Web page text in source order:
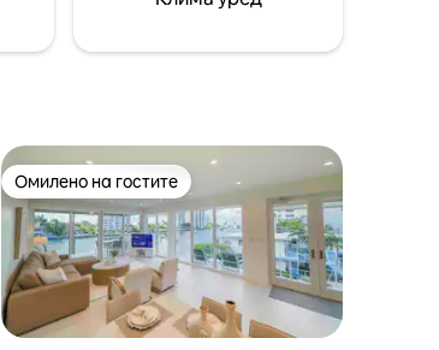
Омилено на гостите
Омилено на гостите